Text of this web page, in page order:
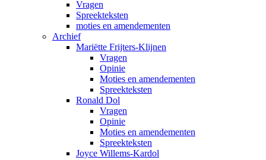
Vragen
Spreekteksten
moties en amendementen
Archief
Mariëtte Frijters-Klijnen
Vragen
Opinie
Moties en amendementen
Spreekteksten
Ronald Dol
Vragen
Opinie
Moties en amendementen
Spreekteksten
Joyce Willems-Kardol